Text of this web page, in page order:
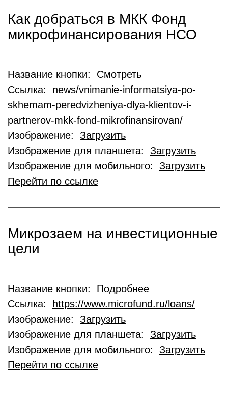
Как добраться в МКК Фонд
микрофинансирования НСО
Название кнопки: Смотреть
Ссылка: news/vnimanie-informatsiya-po-
skhemam-peredvizheniya-dlya-klientov-i-
partnerov-mkk-fond-mikrofinansirovan/
Изображение: Загрузить
Изображение для планшета: Загрузить
Изображение для мобильного: Загрузить
Перейти по ссылке
Микрозаем на инвестиционные
цели
Название кнопки: Подробнее
Ссылка:
https://www.microfund.ru/loans/
Изображение: Загрузить
Изображение для планшета: Загрузить
Изображение для мобильного: Загрузить
Перейти по ссылке